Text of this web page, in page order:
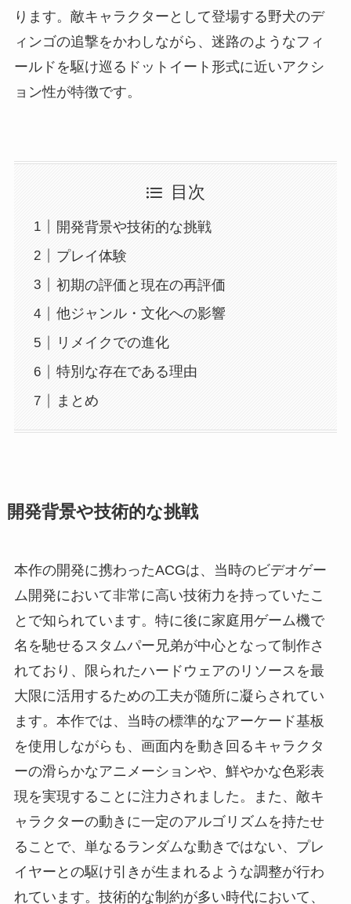
ります。敵キャラクターとして登場する野犬のデ
ィンゴの追撃をかわしながら、迷路のようなフィ
ールドを駆け巡るドットイート形式に近いアクシ
ョン性が特徴です。
目次
開発背景や技術的な挑戦
プレイ体験
初期の評価と現在の再評価
他ジャンル・文化への影響
リメイクでの進化
特別な存在である理由
まとめ
開発背景や技術的な挑戦
本作の開発に携わったACGは、当時のビデオゲー
ム開発において非常に高い技術力を持っていたこ
とで知られています。特に後に家庭用ゲーム機で
名を馳せるスタムパー兄弟が中心となって制作さ
れており、限られたハードウェアのリソースを最
大限に活用するための工夫が随所に凝らされてい
ます。本作では、当時の標準的なアーケード基板
を使用しながらも、画面内を動き回るキャラクタ
ーの滑らかなアニメーションや、鮮やかな色彩表
現を実現することに注力されました。また、敵キ
ャラクターの動きに一定のアルゴリズムを持たせ
ることで、単なるランダムな動きではない、プレ
イヤーとの駆け引きが生まれるような調整が行わ
れています。技術的な制約が多い時代において、